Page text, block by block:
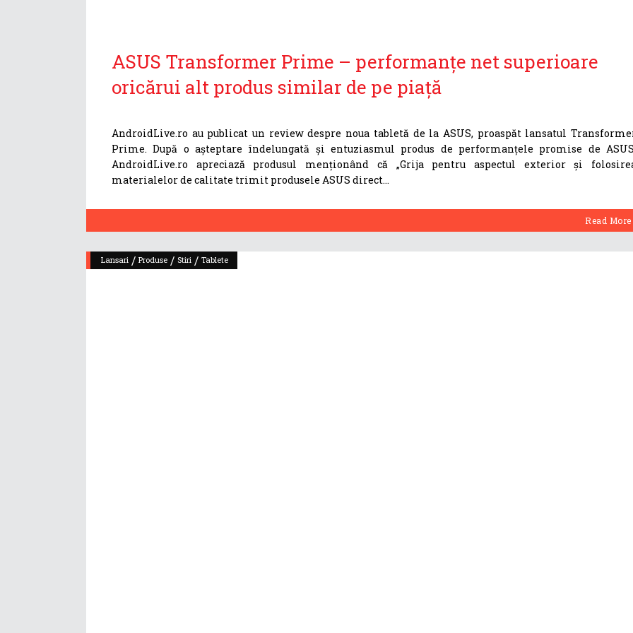
ASUS Transformer Prime – performanțe net superioare
oricărui alt produs similar de pe piață
AndroidLive.ro au publicat un review despre noua tabletă de la ASUS, proaspăt lansatul
Prime. După o așteptare îndelungată și entuziasmul produs de performanțele promise de
AndroidLive.ro apreciază produsul menționând că „Grija pentru aspectul exterior și
materialelor de calitate trimit produsele ASUS direct
Read More
Lansari / Produse / Stiri / Tablete